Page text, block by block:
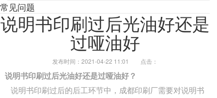
常见问题
说明书印刷过后光油好还是
过哑油好
发布时间：2021-04-22 11:01 点击：
说明书印刷过后光油好还是过哑油好？
说明书印刷过后的后工环节中，成都印刷厂需要对说明书